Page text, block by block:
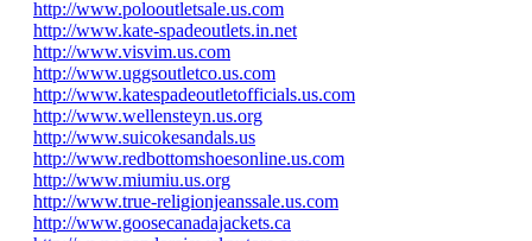
http://www.polooutletsale.us.com
http://www.kate-spadeoutlets.in.net
http://www.visvim.us.com
http://www.uggsoutletco.us.com
http://www.katespadeoutletofficials.us.com
http://www.wellensteyn.us.org
http://www.suicokesandals.us
http://www.redbottomshoesonline.us.com
http://www.miumiu.us.org
http://www.true-religionjeanssale.us.com
http://www.goosecanadajackets.ca